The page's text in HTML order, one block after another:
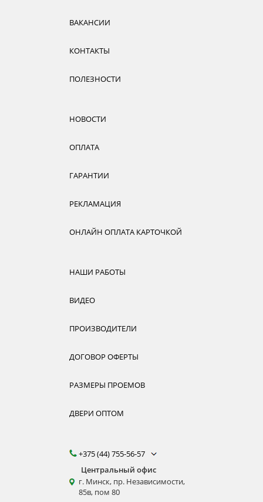
ВАКАНСИИ
КОНТАКТЫ
ПОЛЕЗНОСТИ
НОВОСТИ
ОПЛАТА
ГАРАНТИИ
РЕКЛАМАЦИЯ
ОНЛАЙН ОПЛАТА КАРТОЧКОЙ
НАШИ РАБОТЫ
ВИДЕО
ПРОИЗВОДИТЕЛИ
ДОГОВОР ОФЕРТЫ
РАЗМЕРЫ ПРОЕМОВ
ДВЕРИ ОПТОМ
+375 (44) 755-56-57
Центральный офис
г. Минск, пр. Независимости,
85в, пом 80